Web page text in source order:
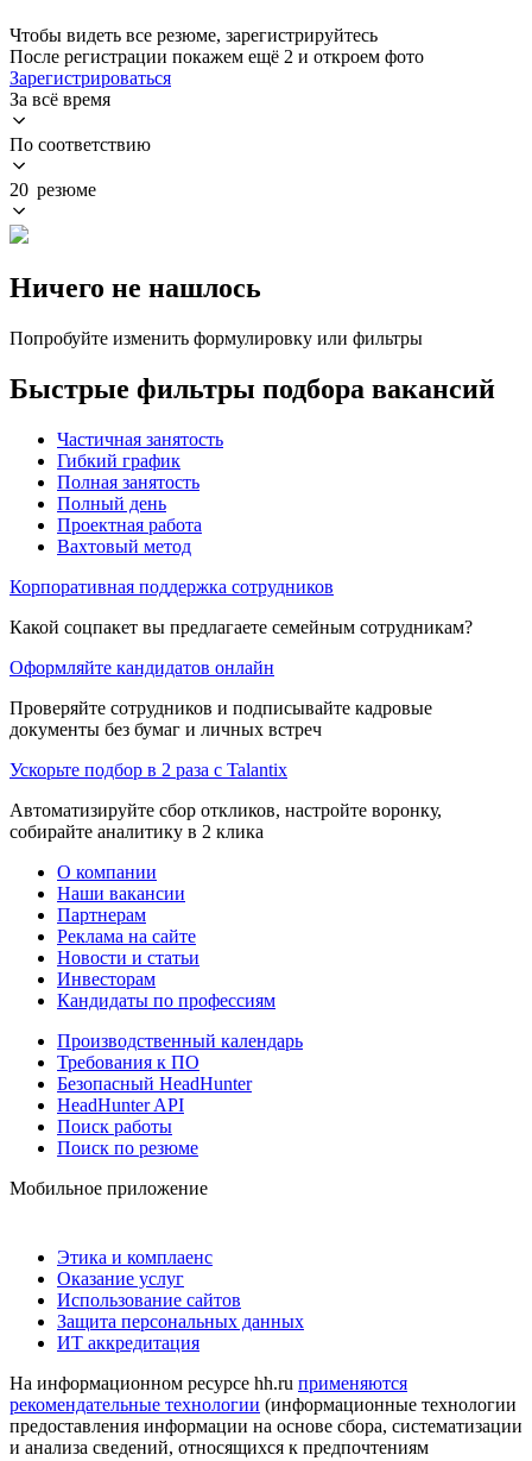
Чтобы видеть все резюме, зарегистрируйтесь
После регистрации покажем ещё 2 и откроем фото
Зарегистрироваться
За всё время
По соответствию
20 резюме
Ничего не нашлось
Попробуйте изменить формулировку или фильтры
Быстрые фильтры подбора вакансий
Частичная занятость
Гибкий график
Полная занятость
Полный день
Проектная работа
Вахтовый метод
Корпоративная поддержка сотрудников
Какой соцпакет вы предлагаете семейным сотрудникам?
Оформляйте кандидатов онлайн
Проверяйте сотрудников и подписывайте кадровые
документы без бумаг и личных встреч
Ускорьте подбор в 2 раза с Talantix
Автоматизируйте сбор откликов, настройте воронку,
собирайте аналитику в 2 клика
О компании
Наши вакансии
Партнерам
Реклама на сайте
Новости и статьи
Инвесторам
Кандидаты по профессиям
Производственный календарь
Требования к ПО
Безопасный HeadHunter
HeadHunter API
Поиск работы
Поиск по резюме
Мобильное приложение
Этика и комплаенс
Оказание услуг
Использование сайтов
Защита персональных данных
ИТ аккредитация
На информационном ресурсе hh.ru применяются
рекомендательные технологии (информационные технологии
предоставления информации на основе сбора, систематизации
и анализа сведений, относящихся к предпочтениям